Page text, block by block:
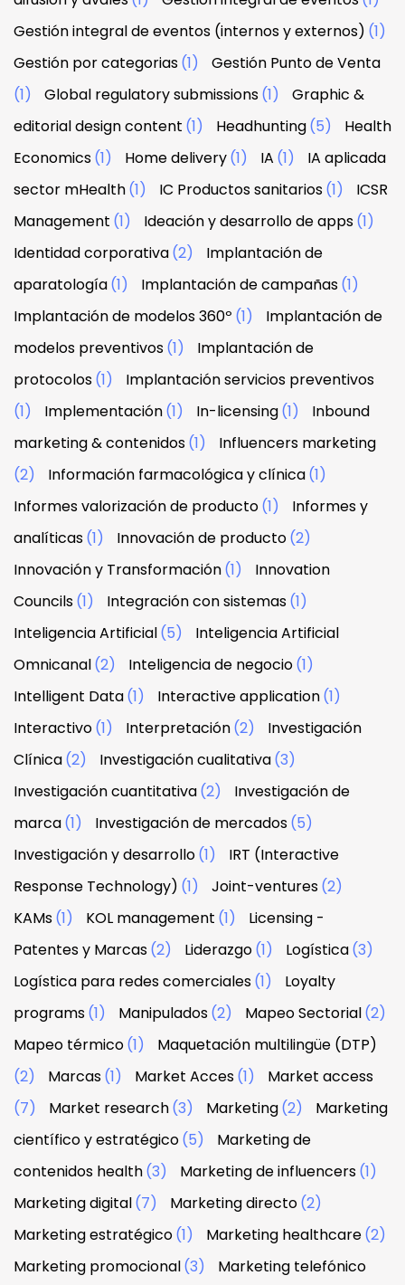
Gestión integral de eventos (internos y externos) (1)
Gestión por categorias(1)
Gestión Punto de Venta
(1)
Global regulatory submissions(1)
Graphic &
editorial design content (1) Headhunting(5)
Health
Economics(1) Home delivery(1) IA (1)
IA aplicada
sector mHealth(1) IC Productos sanitarios(1)
ICSR
Management (1) Ideación y desarrollo de apps(1)
Identidad corporativa(2)
Implantación de
aparatología(1) Implantación de campañas(1)
Implantación de modelos 360º (1)
Implantación de
modelos preventivos(1)
Implantación de
protocolos(1)
Implantación servicios preventivos
(1)
Implementación(1) In-licensing(1)
Inbound
marketing & contenidos(1)
Influencers marketing
(2)
Información farmacológica y clínica(1)
Informes valorización de producto(1)
Informes y
analíticas(1) Innovación de producto(2)
Innovación y Transformación(1)
Innovation
Councils(1) Integración con sistemas(1)
Inteligencia Artificial(5)
Inteligencia Artificial
Omnicanal(2) Inteligencia de negocio(1)
Intelligent Data(1) Interactive application(1)
Interactivo(1) Interpretación(2)
Investigación
Clínica(2) Investigación cualitativa(3)
Investigación cuantitativa(2)
Investigación de
marca(1) Investigación de mercados(5)
Investigación y desarrollo(1)
IRT (Interactive
Response Technology) (1) Joint-ventures(2)
KAMs(1) KOL management (1)
Licensing -
Patentes y Marcas(2) Liderazgo(1) Logística(3)
Logística para redes comerciales(1)
Loyalty
programs(1) Manipulados(2) Mapeo Sectorial(2)
Mapeo térmico(1)
Maquetación multilingüe (DTP)
(2)
Marcas(1) Market Acces(1)
Market access
(7)
Market research(3) Marketing(2)
Marketing
científico y estratégico(5)
Marketing de
contenidos health(3) Marketing de influencers(1)
Marketing digital(7) Marketing directo(2)
Marketing estratégico(1) Marketing healthcare(2)
Marketing promocional(3)
Marketing telefónico